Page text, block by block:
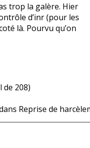
trop la galère. Hier
d’inr (pour les
là. Pourvu qu’on
de 208)
Reprise de